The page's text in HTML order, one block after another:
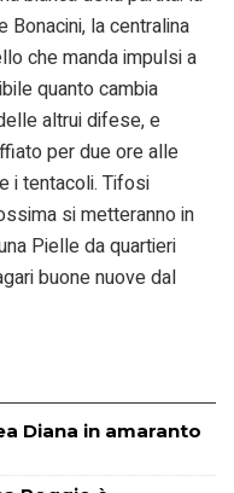
la centralina
che manda impulsi a
quanto cambia
altrui difese, e
per due ore alle
i tentacoli. Tifosi
si metteranno in
Pielle da quartieri
buone nuove dal
Diana in amaranto